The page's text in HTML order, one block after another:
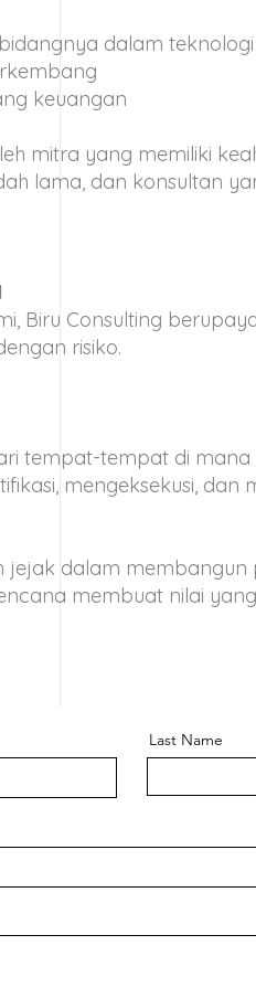
dalam
keuangan
mitra yang memiliki
lama, dan konsultan
Biru Consulting
risiko.
tempat-tempat di
mengeksekusi, dan
jejak dalam
membuat nilai
Last Name